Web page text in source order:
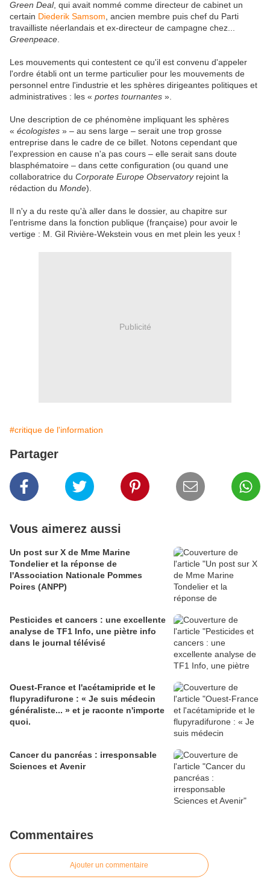
Green Deal, qui avait nommé comme directeur de cabinet un
certain Diederik Samsom , ancien membre puis chef du Parti
travailliste néerlandais et ex-directeur de campagne chez...
Greenpeace
Les mouvements qui contestent ce qu'il est convenu d'appeler
l'ordre établi ont un terme particulier pour les mouvements de
personnel entre l'industrie et les sphères dirigeantes politiques et
administratives : les « portes tournantes ».
Une description de ce phénomène impliquant les sphères
« écologistes » – au sens large – serait une trop grosse
entreprise dans le cadre de ce billet. Notons cependant que
l'expression en cause n'a pas cours – elle serait sans doute
blasphématoire – dans cette configuration (ou quand une
collaboratrice du Corporate Europe Observatoryrejoint la
rédaction du Monde).
Il n'y a du reste qu'à aller dans le dossier, au chapitre sur
l'entrisme dans la fonction publique (française) pour avoir le
vertige : M. Gil Rivière-Wekstein vous en met plein les yeux !
Publicité
#critique de l'information
Partager
Vous aimerez aussi
Un post sur X de Mme Marine
Tondelier et la réponse de
l'Association Nationale Pommes
Poires (ANPP)
Pesticides et cancers : une excellente
analyse de TF1 Info, une piètre info
dans le journal télévisé
Ouest-France et l'acétamipride et le
flupyradifurone : « Je suis médecin
généraliste... » et je raconte n'importe
quoi.
Cancer du pancréas : irresponsable
Sciences et Avenir
Commentaires
Ajouter un commentaire